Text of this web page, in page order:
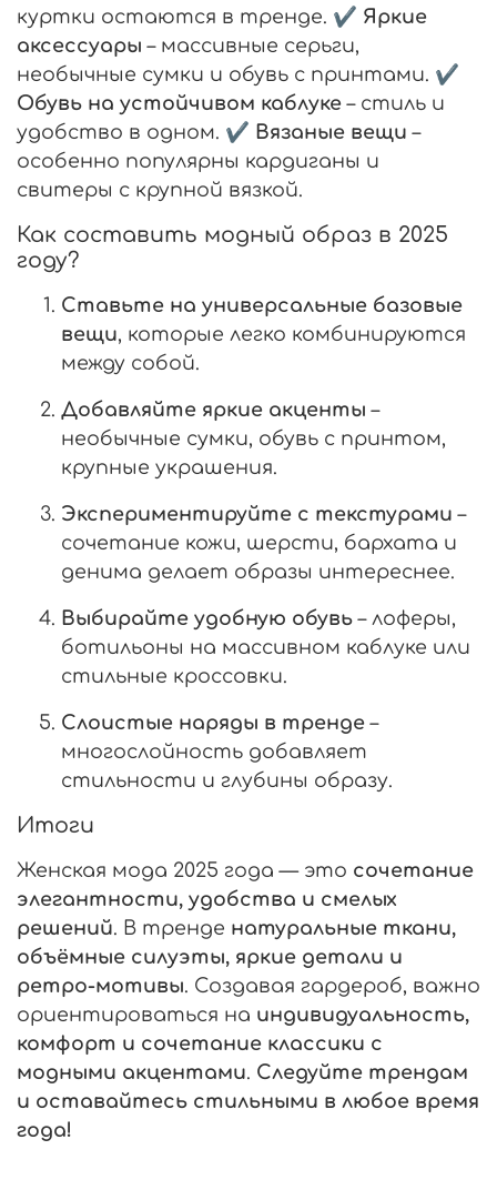
куртки остаются в тренде. ✔ Яркие
аксессуары – массивные серьги,
необычные сумки и обувь с принтами. ✔
Обувь на устойчивом каблуке – стиль и
удобство в одном. ✔ Вязаные вещи –
особенно популярны кардиганы и
свитеры с крупной вязкой.
Как составить модный образ в 2025
году?
Ставьте на универсальные базовые
вещи, которые легко комбинируются
между собой.
Добавляйте яркие акценты –
необычные сумки, обувь с принтом,
крупные украшения.
Экспериментируйте с текстурами –
сочетание кожи, шерсти, бархата и
денима делает образы интереснее.
Выбирайте удобную обувь – лоферы,
ботильоны на массивном каблуке или
стильные кроссовки.
Слоистые наряды в тренде –
многослойность добавляет
стильности и глубины образу.
Итоги
Женская мода 2025 года — это сочетание
элегантности, удобства и смелых
решений. В тренде натуральные ткани,
объёмные силуэты, яркие детали и
ретро-мотивы. Создавая гардероб, важно
ориентироваться на индивидуальность,
комфорт и сочетание классики с
модными акцентами. Следуйте трендам
и оставайтесь стильными в любое время
года!